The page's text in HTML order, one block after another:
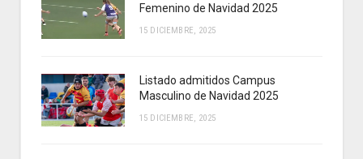
Femenino de Navidad 2025
15 DICIEMBRE, 2025
Listado admitidos Campus
Masculino de Navidad 2025
15 DICIEMBRE, 2025